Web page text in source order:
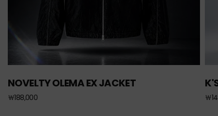
NOVELTY OLEMA EX JACKET
￦188,000 ￦